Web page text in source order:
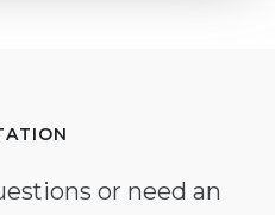
or need an